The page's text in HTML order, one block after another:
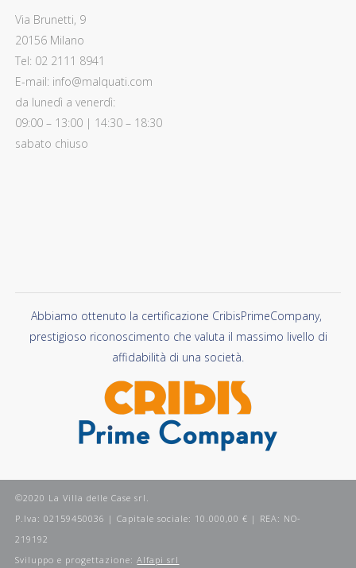
Via Brunetti, 9
20156 Milano
Tel: 02 2111 8941
E-mail: info@malquati.com
da lunedì a venerdì:
09:00 – 13:00 | 14:30 – 18:30
sabato chiuso
Abbiamo ottenuto la certificazione CribisPrimeCompany,
prestigioso riconoscimento che valuta il massimo livello di
affidabilità di una società.
©2020 La Villa delle Case srl.
P.Iva: 02159450036 | Capitale sociale: 10.000,00 € | REA: NO-
219192
Sviluppo e progettazione:Alfapi srl